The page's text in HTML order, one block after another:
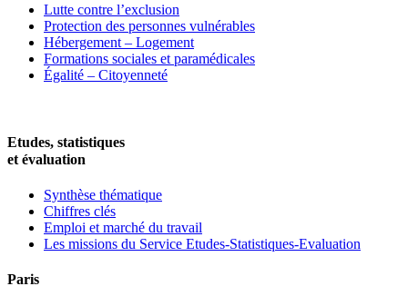
Lutte contre l’exclusion
Protection des personnes vulnérables
Hébergement – Logement
Formations sociales et paramédicales
Égalité – Citoyenneté
Etudes, statistiques
et évaluation
Synthèse thématique
Chiffres clés
Emploi et marché du travail
Les missions du Service Etudes-Statistiques-Evaluation
Paris